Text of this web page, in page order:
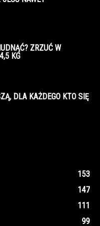
ZRZUĆ W
KG
DLA KAŻDEGO KTO SIĘ
153
147
111
99